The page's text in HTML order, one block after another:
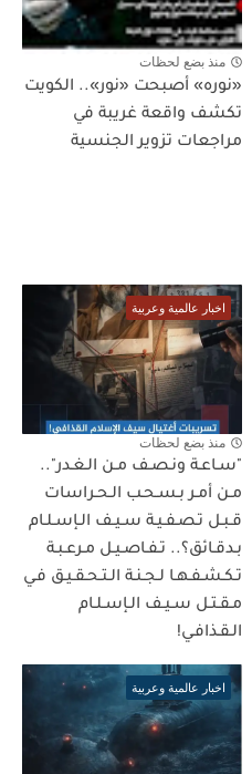
منذ بضع لحظات
«نوره» أصبحت «نور».. الكويت
تكشف واقعة غريبة في
مراجعات تزوير الجنسية
اخبار عالمية وعربية
منذ بضع لحظات
"سـاعـة ونـصـف مـن الـغـدر"..
مـن أمـر بـسـحـب الـحـراسات
قـبـل تـصـفـيـة سـيـف الـإسـلـام
بـدقـائق؟.. تـفـاصـيـل مـرعـبـة
تـكـشـفـهـا لـجـنـة الـتـحـقـيـق فـي
مـقـتـل سـيـف الـإسـلـام
الـقـذافـي!
اخبار عالمية وعربية